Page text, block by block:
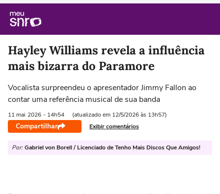
Hayley Williams revela a influência
mais bizarra do Paramore
Vocalista surpreendeu o apresentador Jimmy Fallon ao
contar uma referência musical de sua banda
11 mai 2026 - 14h54 (atualizado em 12/5/2026 às 13h57)
Compartilhar Exibir comentários
Por: Gabriel von Borell / Licenciado de Tenho Mais Discos Que Amigos!